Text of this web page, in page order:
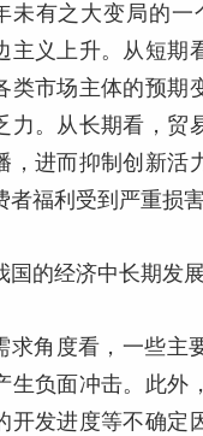
未有之大变局的一
主义上升。从短期
类市场主体的预期
力。从长期看，贸
，进而抑制创新活
者福利受到严重损害
国的经济中长期发
求角度看，一些主
生负面冲击。此外
开发进度等不确定